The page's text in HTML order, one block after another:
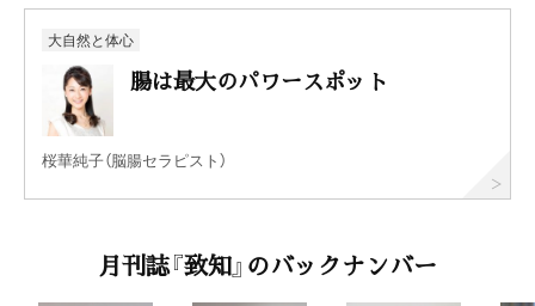
大自然と体心
腸は最大のパワースポット
桜華純子（脳腸セラピスト）
月刊誌『致知』のバックナンバー